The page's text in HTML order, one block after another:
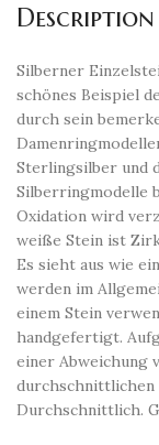
Description
Silberner
schönes Beispiel
durch sein
Sterlingsilber und
Silberringmodelle
Oxidation wird
weiße Stein ist
Es sieht aus wie
werden im
einem Stein
handgefertigt.
einer Abweichung
durchschnittlichen
Durchschnittlich.